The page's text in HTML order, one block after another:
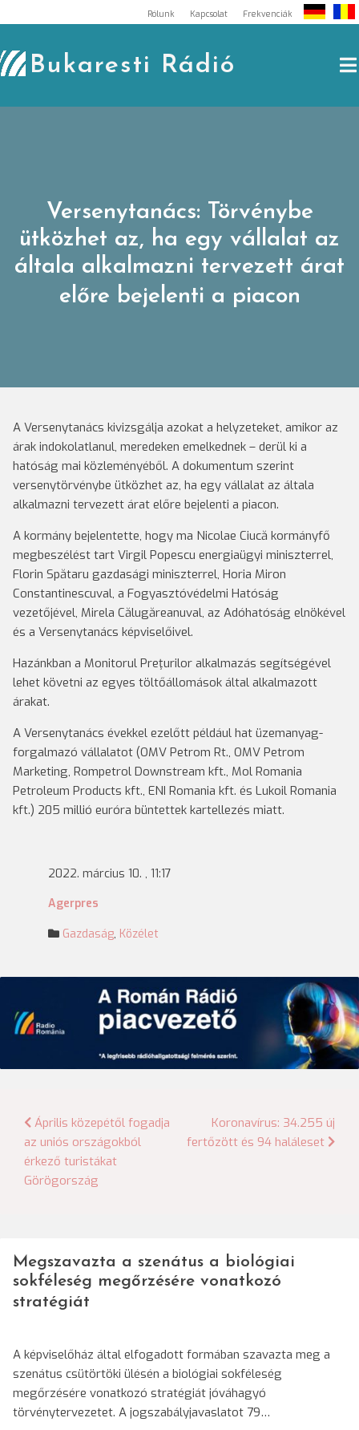
to
content
Rólunk Kapcsolat Frekvenciák
Bukaresti Rádió
Versenytanács: Törvénybe
ütközhet az, ha egy vállalat az
általa alkalmazni tervezett árat
előre bejelenti a piacon
A Versenytanács kivizsgálja azokat a helyzeteket, amikor az
árak indokolatlanul, meredeken emelkednek – derül ki a
hatóság mai közleményéből. A dokumentum szerint
versenytörvénybe ütközhet az, ha egy vállalat az általa
alkalmazni tervezett árat előre bejelenti a piacon.
A kormány bejelentette, hogy ma Nicolae Ciucă kormányfő
megbeszélést tart Virgil Popescu energiaügyi miniszterrel,
Florin Spătaru gazdasági miniszterrel, Horia Miron
Constantinescuval, a Fogyasztóvédelmi Hatóság
vezetőjével, Mirela Călugăreanuval, az Adóhatóság elnökével
és a Versenytanács képviselőivel.
Hazánkban a Monitorul Preţurilor alkalmazás segítségével
lehet követni az egyes töltőállomások által alkalmazott
árakat.
A Versenytanács évekkel ezelőtt például hat üzemanyag-
forgalmazó vállalatot (OMV Petrom Rt., OMV Petrom
Marketing, Rompetrol Downstream kft., Mol Romania
Petroleum Products kft., ENI Romania kft. és Lukoil Romania
kft.) 205 millió euróra büntettek kartellezés miatt.
2022. március 10. , 11:17
Agerpres
Gazdaság, Közélet
Bejegyzés
navigáció
Április közepétől fogadja
az uniós országokból
érkező turistákat
Görögország
Koronavírus: 34.255 új
fertőzött és 94 haláleset
Megszavazta a szenátus a biológiai
sokféleség megőrzésére vonatkozó
stratégiát
A képviselőház által elfogadott formában szavazta meg a
szenátus csütörtöki ülésén a biológiai sokféleség
megőrzésére vonatkozó stratégiát jóváhagyó
törvénytervezetet. A jogszabályjavaslatot 79…